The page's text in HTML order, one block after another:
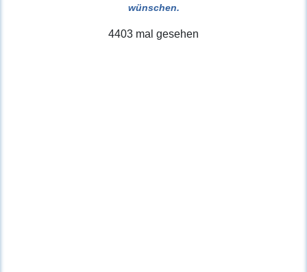
wünschen.
4403 mal gesehen